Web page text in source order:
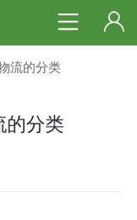
流的分类
的分类